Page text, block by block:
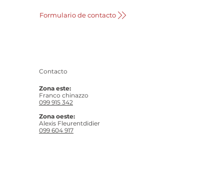
Formulario de contacto
Contacto
Zona este:
Franco chinazzo
099 915 342
Zona oeste:
Alexis Fleurentdidier
099 604 917